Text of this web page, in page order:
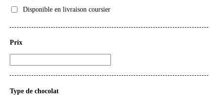
Disponible en livraison coursier
Prix
Type de chocolat